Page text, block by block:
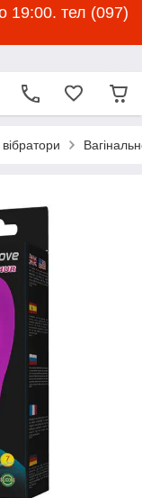
19:00. тел (097)